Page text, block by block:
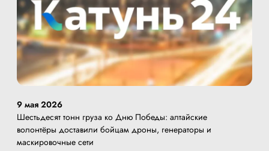
9 мая 2026
Шестьдесят тонн груза ко Дню Победы: алтайские
волонтёры доставили бойцам дроны, генераторы и
маскировочные сети